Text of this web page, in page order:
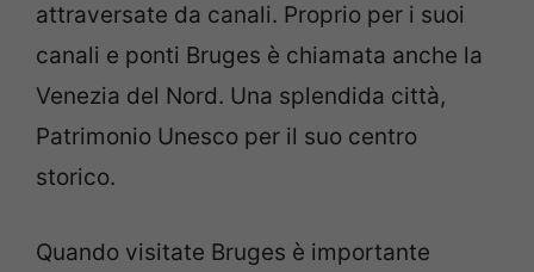
attraversate da canali. Proprio per i suoi
canali e ponti Bruges è chiamata anche la
Venezia del Nord. Una splendida città,
Patrimonio Unesco per il suo centro
storico.
Quando visitate Bruges è importante